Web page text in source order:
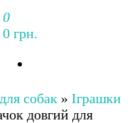
| Корм, іграшки,
Доставка по
0
0 грн.
Доставка по
собак » Іграшки
довгий для